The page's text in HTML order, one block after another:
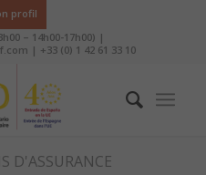
profil
– 14h00-17h00) |
| +33 (0) 1 42 61 33 10
D'ASSURANCE